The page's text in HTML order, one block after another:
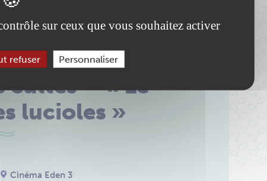
cultes – « Le
lucioles »
Cinéma Eden 3
sur ceux que vous souhaitez activer
refuser Personnaliser